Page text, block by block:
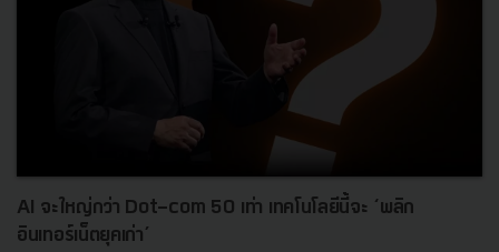
AI จะใหญ่กว่า Dot-com 50 เท่า เทคโนโลยีนี้จะ ‘พลิก
อินเทอร์เน็ตยุคเก่า’